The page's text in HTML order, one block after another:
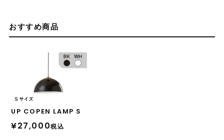
おすすめ商品
UP COPEN LAMP S
¥27,000税込